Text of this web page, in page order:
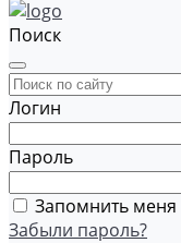
Поиск
Логин
Пароль
Запомнить меня
Забыли пароль?